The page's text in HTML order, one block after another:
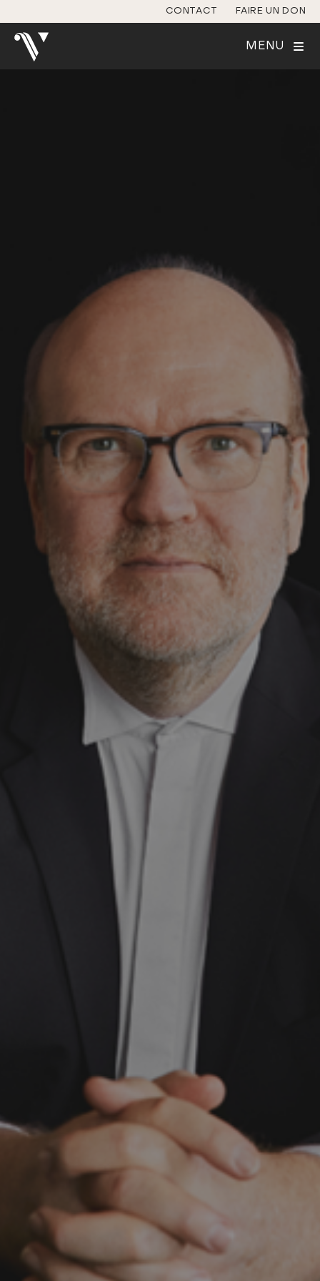
CONTACT FAIRE UN DON
MENU